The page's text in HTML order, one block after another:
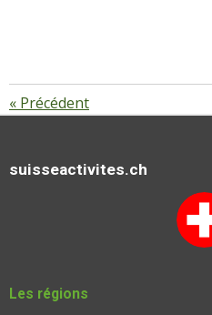
« Précédent
suisseactivites.ch
Les régions